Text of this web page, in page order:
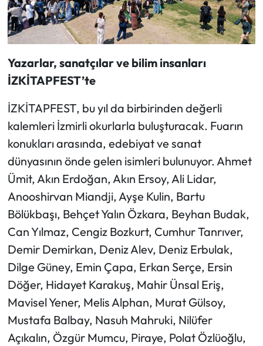
Yazarlar, sanatçılar ve bilim insanları
İZKİTAPFEST’te
İZKİTAPFEST, bu yıl da birbirinden değerli
kalemleri İzmirli okurlarla buluşturacak. Fuarın
konukları arasında, edebiyat ve sanat
dünyasının önde gelen isimleri bulunuyor. Ahmet
Ümit, Akın Erdoğan, Akın Ersoy, Ali Lidar,
Anooshirvan Miandji, Ayşe Kulin, Bartu
Bölükbaşı, Behçet Yalın Özkara, Beyhan Budak,
Can Yılmaz, Cengiz Bozkurt, Cumhur Tanrıver,
Demir Demirkan, Deniz Alev, Deniz Erbulak,
Dilge Güney, Emin Çapa, Erkan Serçe, Ersin
Döğer, Hidayet Karakuş, Mahir Ünsal Eriş,
Mavisel Yener, Melis Alphan, Murat Gülsoy,
Mustafa Balbay, Nasuh Mahruki, Nilüfer
Açıkalın, Özgür Mumcu, Piraye, Polat Özlüoğlu,